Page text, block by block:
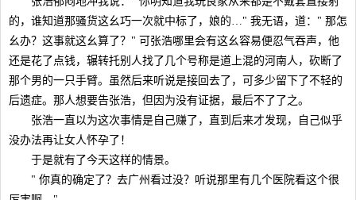
的，谁知道那骚货这幺巧一次就中标了，娘的…" 我无语，道：" 那怎
幺办？这事就这幺算了？" 可张浩哪里会有这幺容易便忍气吞声，他
还是花了点钱，辗转托别人找了几个号称是道上混的河南人，砍断了
那个男的一只手臂。虽然后来听说是接回去了，可多少留下了不轻的
后遗症。那人想要告张浩，但因为没有证据，最后不了了之。
张浩一直以为这次事情是自己赚了，直到后来才发现，自己似乎
没办法再让女人怀孕了！
于是就有了今天这样的情景。
" 你真的确定了？去广州看过没？听说那里有几个医院看这个很